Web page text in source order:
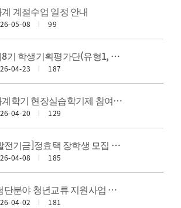
계절수업 일정 안내
05-08 99
2026학년도 제8기 학생기획평가단(유형1, 유형2) 모집 안내
04-23 187
2026학년도 하계학기 현장실습학기제 참여 실습생 모집 안내
04-20 129
2026-1학기 [발전기금]정효택 장학생 모집 안내
04-08 185
2026년 한미 첨단분야 청년교류 지원사업 예비 장학생 선발 안내
04-02 181